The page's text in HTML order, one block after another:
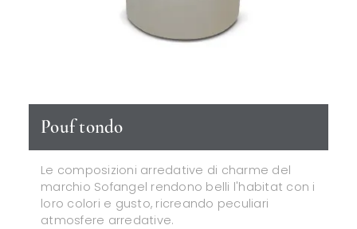
Pouf tondo
Le composizioni arredative di charme del
marchio Sofangel rendono belli l'habitat con i
loro colori e gusto, ricreando peculiari
atmosfere arredative.